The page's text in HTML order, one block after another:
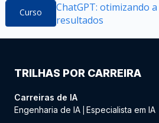
Curso
ChatGPT: otimizando
resultados
TRILHAS POR CARREIRA
Carreiras de IA
Engenharia de IA Especialista em IA